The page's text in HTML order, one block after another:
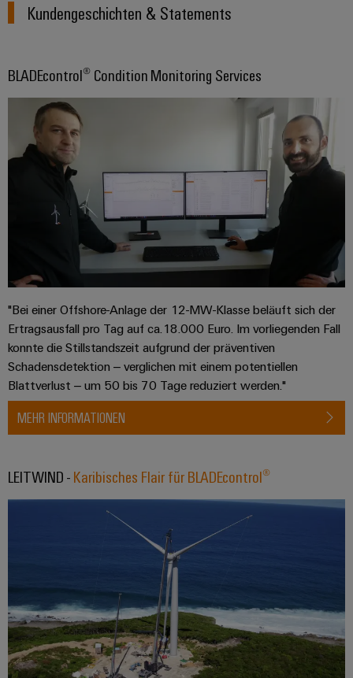
Kundengeschichten & Statements
BLADEcontrol® Condition Monitoring Services
"Bei einer Offshore-Anlage der 12-MW-Klasse beläuft sich der
Ertragsausfall pro Tag auf ca.18.000 Euro. Im vorliegenden Fall
konnte die Stillstandszeit aufgrund der präventiven
Schadensdetektion – verglichen mit einem potentiellen
Blattverlust – um 50 bis 70 Tage reduziert werden."
MEHR INFORMATIONEN
LEITWIND -Karibisches Flair für BLADEcontrol®